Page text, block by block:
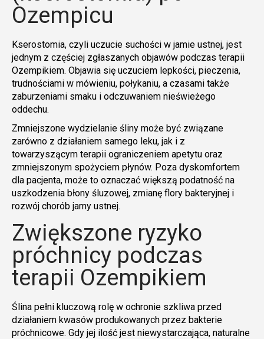
Ozempicu
Kserostomia, czyli uczucie suchości w jamie ustnej, jest
jednym z częściej zgłaszanych objawów podczas terapii
Ozempikiem. Objawia się uczuciem lepkości, pieczenia,
trudnościami w mówieniu, połykaniu, a czasami także
zaburzeniami smaku i odczuwaniem nieświeżego
oddechu.
Zmniejszone wydzielanie śliny może być związane
zarówno z działaniem samego leku, jak i z
towarzyszącym terapii ograniczeniem apetytu oraz
zmniejszonym spożyciem płynów. Poza dyskomfortem
dla pacjenta, może to oznaczać większą podatność na
uszkodzenia błony śluzowej, zmianę flory bakteryjnej i
rozwój chorób jamy ustnej.
Zwiększone ryzyko
próchnicy podczas
terapii Ozempikiem
Ślina pełni kluczową rolę w ochronie szkliwa przed
działaniem kwasów produkowanych przez bakterie
próchnicowe. Gdy jej ilość jest niewystarczająca, naturalne